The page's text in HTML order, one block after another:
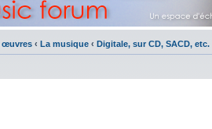
œuvres ‹ La musique ‹ Digitale, sur CD, SACD, etc.